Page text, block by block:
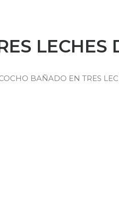
LECHES
BAÑADO EN TRES